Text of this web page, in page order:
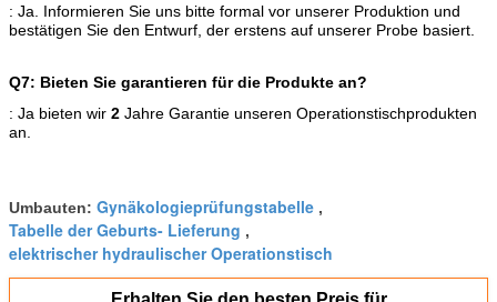
: Ja. Informieren Sie uns bitte formal vor unserer Produktion und
bestätigen Sie den Entwurf, der erstens auf unserer Probe basiert.
Q7: Bieten Sie garantieren für die Produkte an?
: Ja bieten wir 2 Jahre Garantie unseren Operationstischprodukten
an.
Umbauten: Gynäkologieprüfungstabelle ,
Tabelle der Geburts- Lieferung ,
elektrischer hydraulischer Operationstisch